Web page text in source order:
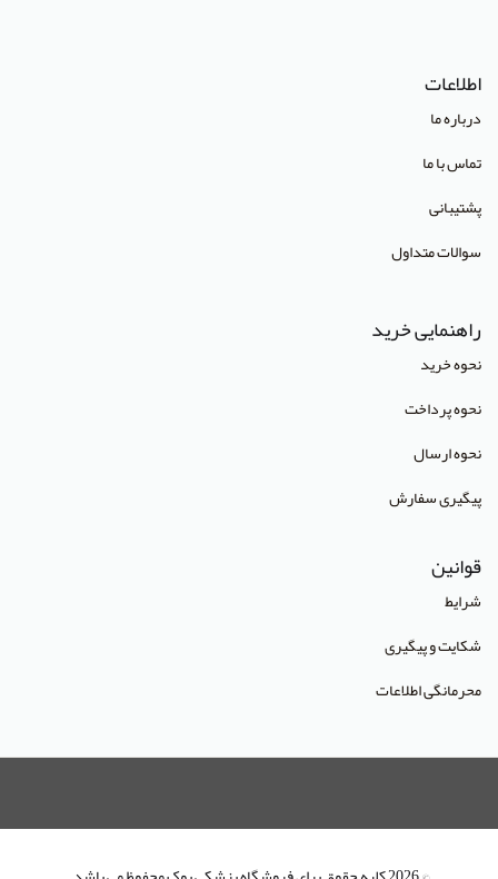
انتشارات Routledge
انتشارات آبادیس طب
انتشارات آییژ
انتشارات آئین طب
انتشارات ارشدان
انتشارات اسرار طب
اطلاعات
درباره ما
تماس با ما
پشتیبانی
سوالات متداول
راهنمایی خرید
نحوه خرید
نحوه پرداخت
نحوه ارسال
پیگیری سفارش
قوانین
شرایط
شکایت و پیگیری
محرمانگی اطلاعات